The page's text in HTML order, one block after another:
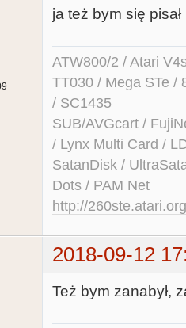
ja też bym się pisał
ATW800/2 / Atari
TT030 / Mega STe /
/ SC1435
SUB/AVGcart /
/ Lynx Multi Card /
SatanDisk /
Dots / PAM Net
http://260ste.atari.org
2018-09-12
Też bym zanabył,